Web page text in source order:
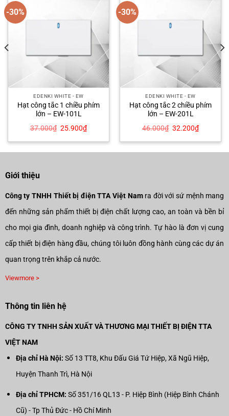
-30%
EDENKI WHITE - EW
Hạt công tắc 1 chiều phím
lớn – EW-101L
37.000₫ Giá
là:
25.900₫Giá
hiện
tại
25.900₫.
-30%
EDENKI WHITE - EW
Hạt công tắc 2 chiều phím
lớn – EW-201L
46.000₫ Giá
là:
32.200₫Giá
hiện
tại
32.200₫.
Giới thiệu
Công ty TNHH Thiết bị điện TTA Việt Namra đời với sứ mệnh mang
đến những sản phẩm thiết bị điện chất lượng cao, an toàn và bền bỉ
cho mọi gia đình, doanh nghiệp và công trình. Tự hào là đơn vị cung
cấp thiết bị điện hàng đầu, chúng tôi luôn đồng hành cùng các dự án
quan trọng trên khắp cả nước.
Viewmore >
Thông tin liên hệ
CÔNG TY TNHH SẢN XUẤT VÀ THƯƠNG MẠI THIẾT BỊ ĐIỆN TTA
VIỆT NAM
Địa chỉ Hà Nội: Số 13 TT8, Khu Đấu Giá Tứ Hiệp, Xã Ngũ Hiệp,
Huyện Thanh Trì, Hà Nội
Địa chỉ TPHCM: Số 351/16 QL13 - P. Hiệp Bình (Hiệp Bình Chánh
Cũ) - Tp Thủ Đức - Hồ Chí Minh